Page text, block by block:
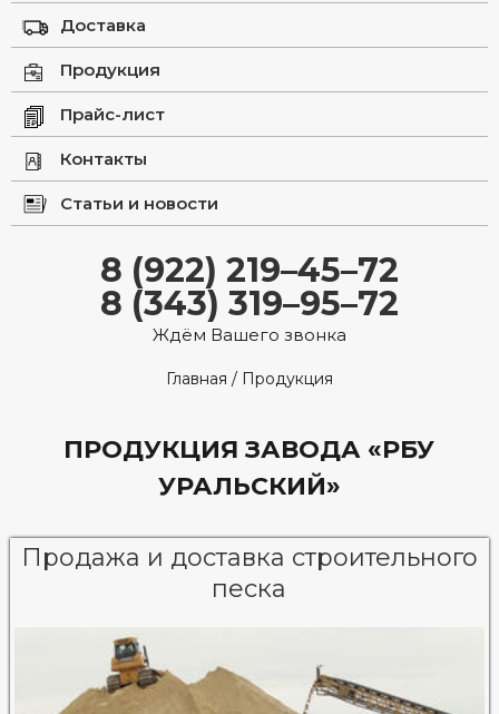
Доставка
Продукция
Прайс-лист
Контакты
Статьи и новости
8 (922) 219–45–72
8 (343) 319–95–72
Ждём Вашего звонка
Главная / Продукция
ПРОДУКЦИЯ ЗАВОДА «РБУ
УРАЛЬСКИЙ»
Продажа и доставка строительного
песка